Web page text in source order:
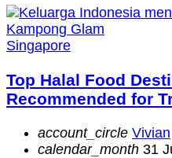
Singapore
Top Halal Food
Recommended for
account_circle Vivian
calendar_month 31